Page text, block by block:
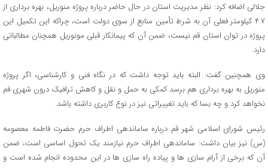
جلالی اضافه کرد: نظر مدیریت استان در حال حاضر درباره پروژه منوریل، بهره برداری از
۴.۷ کیلومتر فعلی آن به شرط تأمین منابع از سوی دولت است، چراکه این تکمیل این
پروژه در توان استان قم نیست، ضمن آن که پیمانکار قبلی مونوریل همچنان مطالباتی
دارد.
وی همچنین گفت: البته باید توجه داشت که در نگاه فنی و کارشناسی، اگر پروژه
منوریل به بهره برداری هم برسد کمکی به حمل و نقل و کاهش ترافیک درون شهری قم
نخواهد کرد و چه بسا که باید تغییراتی نیز در نوع کاربری داشته باشد.
رئیس شورای اسلامی شهر قم درباره ساماندهی اطراف حرم حضرت فاطمه معصومه
(س) نیز بیان داشت: ساماندهی اطراف حرم نیازمند یک تحول اساسی است، ضمن
آن که برخی از آرام سازی ها و پیاده راه سازی ها در این محدوده انجام شده است و